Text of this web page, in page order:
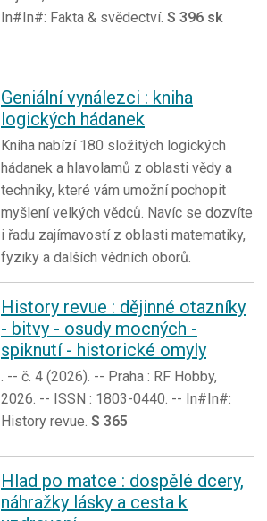
In#In#: Fakta & svědectví. S 396 sk
Geniální vynálezci : kniha
logických hádanek
Kniha nabízí 180 složitých logických
hádanek a hlavolamů z oblasti vědy a
techniky, které vám umožní pochopit
myšlení velkých vědců. Navíc se dozvíte
i řadu zajímavostí z oblasti matematiky,
fyziky a dalších vědních oborů.
History revue : dějinné otazníky
- bitvy - osudy mocných -
spiknutí - historické omyly
. -- č. 4 (2026). -- Praha : RF Hobby,
2026. -- ISSN : 1803-0440. -- In#In#:
History revue. S 365
Hlad po matce : dospělé dcery,
náhražky lásky a cesta k